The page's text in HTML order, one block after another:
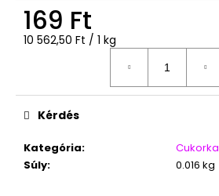
169 Ft
Egységár:
10 562,50 Ft / 1 kg
Kategória:
Cukorka
Súly: 0.016 kg
Kérdés
k
WAFERS
MEGGYES
900G
490